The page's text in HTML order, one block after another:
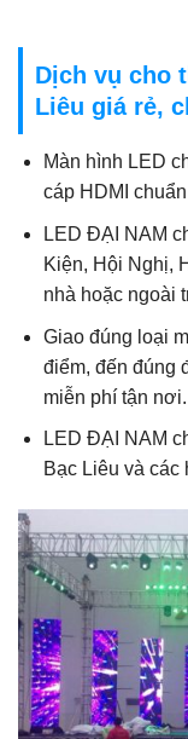
Dịch vụ cho
Liêu giá rẻ,
Màn hình LED
cáp HDMI
LED ĐẠI NAM
Kiện, Hội Nghị,
nhà hoặc ngoài
Giao đúng loại
điểm, đến đúng
miễn phí tận nơi.
LED ĐẠI NAM
Bạc Liêu và các